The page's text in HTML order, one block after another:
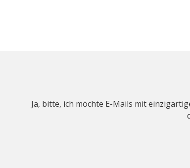
Ja, bitte, ich möchte E-Mails mit